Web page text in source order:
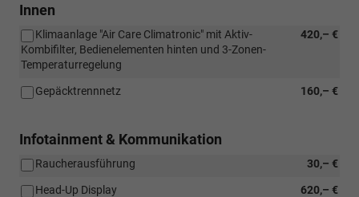
Innen
420,– €
Klimaanlage "Air Care Climatronic" mit Aktiv-
Kombifilter, Bedienelementen hinten und 3-Zonen-
Temperaturregelung
160,– €
Gepäcktrennnetz
Infotainment & Kommunikation
30,– €
Raucherausführung
620,– €
Head-Up Display